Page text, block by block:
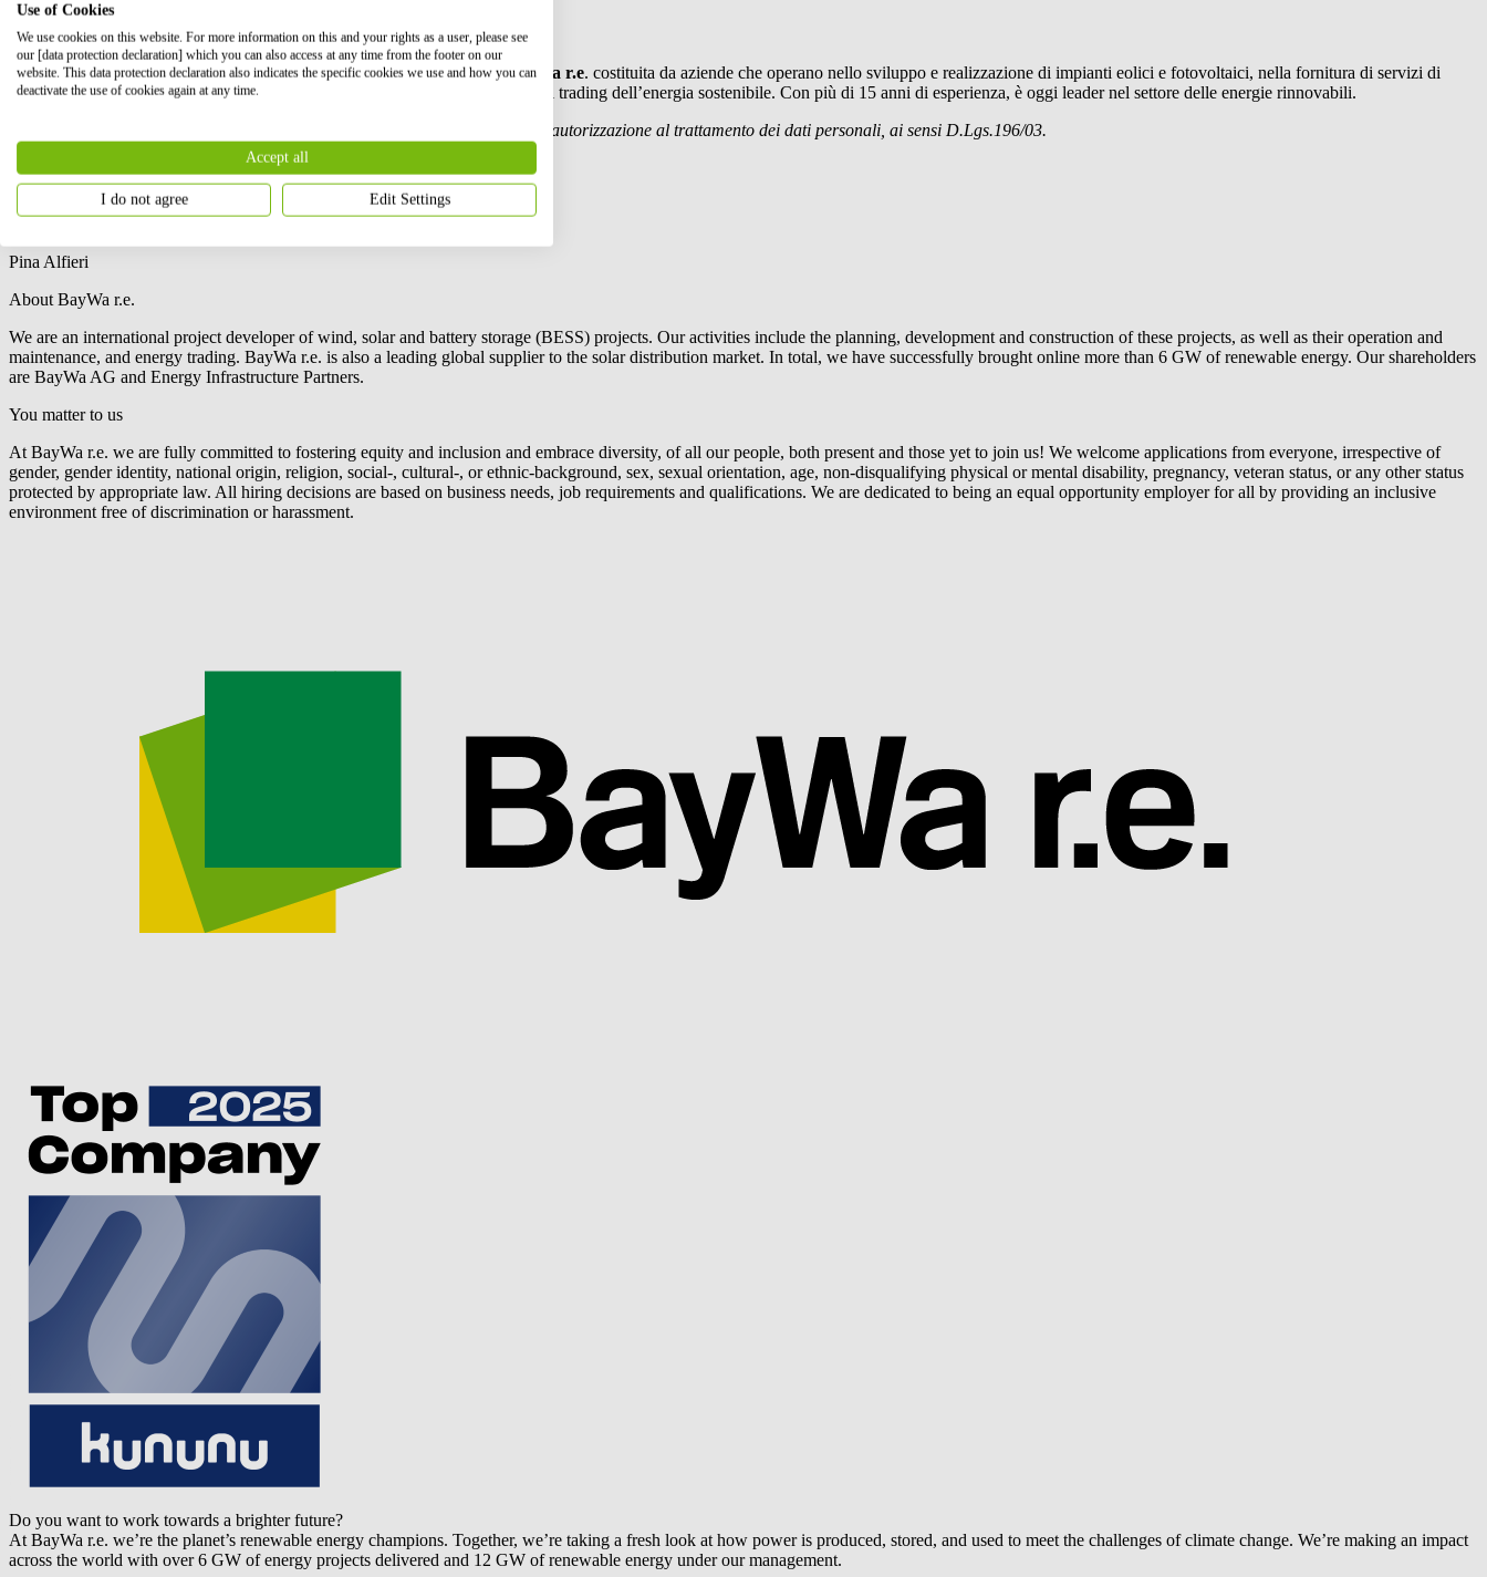
Informazioni su di noi
BayWa r.e. Italia Srlè la holding italiana della multinazionale tedescaBayWa r.e. costituita da aziende che operano nello sviluppo e realizzazione di impianti eolici e fotovoltaici, nella fornitura di servizi di
manutenzione per impianti, nella distribuzione di componenti fotovoltaici e nel trading dell’energia sostenibile. Con più di 15 anni di esperienza, è oggi leader nel settore delle energie rinnovabili.
Gli interessati ambosessi (L. 903/77) possono inoltrare il proprio CV dando l’autorizzazione al trattamento dei dati personali, ai sensi D.Lgs.196/03.
#Bayware
Your Contact
Pina Alfieri
About BayWa r.e.
We are an international project developer of wind, solar and battery storage (BESS) projects. Our activities include the planning, development and construction of these projects, as well as their operation and
maintenance, and energy trading. BayWa r.e. is also a leading global supplier to the solar distribution market. In total, we have successfully brought online more than 6 GW of renewable energy. Our shareholders
are BayWa AG and Energy Infrastructure Partners.
You matter to us
At BayWa r.e. we are fully committed to fostering equity and inclusion and embrace diversity, of all our people, both present and those yet to join us! We welcome applications from everyone, irrespective of
gender, gender identity, national origin, religion, social-, cultural-, or ethnic-background, sex, sexual orientation, age, non-disqualifying physical or mental disability, pregnancy, veteran status, or any other status
protected by appropriate law. All hiring decisions are based on business needs, job requirements and qualifications. We are dedicated to being an equal opportunity employer for all by providing an inclusive
environment free of discrimination or harassment.
Do you want to work towards a brighter future?
At BayWa r.e. we’re the planet’s renewable energy champions. Together, we’re taking a fresh look at how power is produced, stored, and used to meet the challenges of climate change. We’re making an impact
across the world with over 6 GW of energy projects delivered and 12 GW of renewable energy under our management.
Use of Cookies
We use cookies on this website. For more information on this and your rights as a user, please see
our [data protection declaration] which you can also access at any time from the footer on our
website. This data protection declaration also indicates the specific cookies we use and how you can
deactivate the use of cookies again at any time.
Accept all
I do not agree Edit Settings